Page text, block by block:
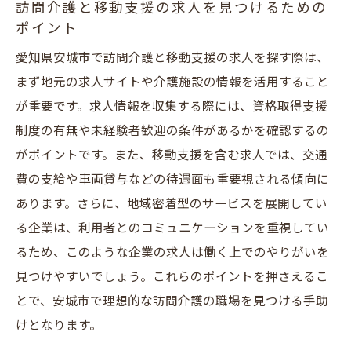
リット
未経験者でもスタートしやすい訪問介護求
人
未経験からの訪問介護キャリアアップのコ
ツ
訪問介護における未経験者向けの教育制度
訪問介護職への挑戦を後押しする支援制度
資格取得支援を活用した安城市の訪問介護キャ
リアアップ
資格取得支援制度の活用方法
安城市での訪問介護資格取得のステップ
訪問介護と移動支援の求人を見つけるための
ポイント
愛知県安城市で訪問介護と移動支援の求人を探す際は、
まず地元の求人サイトや介護施設の情報を活用すること
が重要です。求人情報を収集する際には、資格取得支援
制度の有無や未経験者歓迎の条件があるかを確認するの
がポイントです。また、移動支援を含む求人では、交通
費の支給や車両貸与などの待遇面も重要視される傾向に
あります。さらに、地域密着型のサービスを展開してい
る企業は、利用者とのコミュニケーションを重視してい
るため、このような企業の求人は働く上でのやりがいを
見つけやすいでしょう。これらのポイントを押さえるこ
とで、安城市で理想的な訪問介護の職場を見つける手助
けとなります。